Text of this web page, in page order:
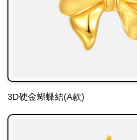
3D硬金蝴蝶結(A款)